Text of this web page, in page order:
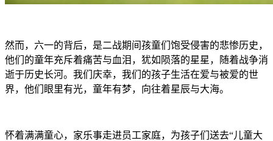
然而，六一的背后，是二战期间孩童们饱受侵害的悲惨历史，
他们的童年充斥着痛苦与血泪，犹如陨落的星星，随着战争消
逝于历史长河。我们庆幸，我们的孩子生活在爱与被爱的世
界，他们眼里有光，童年有梦，向往着星辰与大海。
怀着满满童心，家乐事走进员工家庭，为孩子们送去“儿童大